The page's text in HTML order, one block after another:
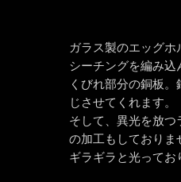
ガラス製のエッグ
シーチングを編み込
くびれ部分の銅板
じさせてくれます。
そして、異光を放つ
の加工もしておりま
ギラギラと光ってお